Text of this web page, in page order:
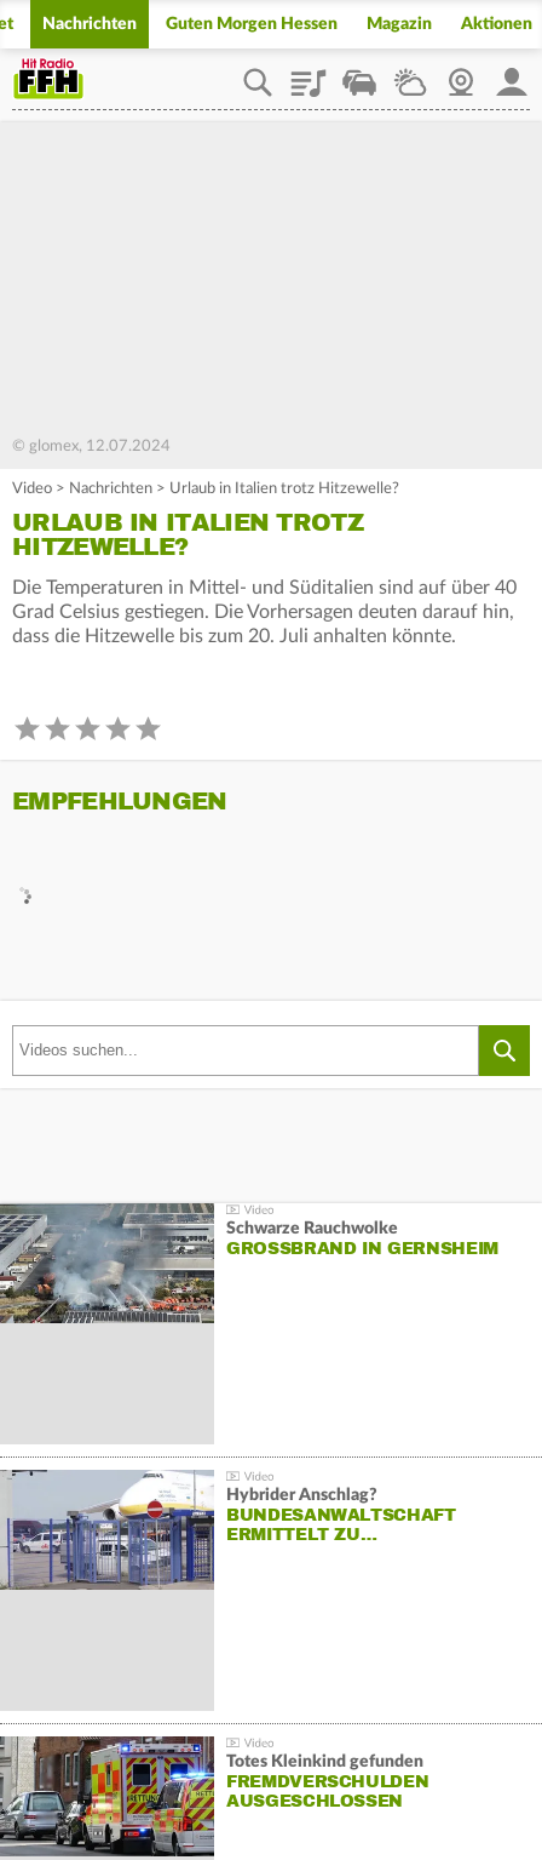
Nachrichten Guten Morgen Hessen Magazin Aktionen
PlaylistStaupilotWetterWebcam
© glomex, 12.07.2024
Video > Nachrichten > Urlaub in Italien trotz Hitzewelle?
URLAUB IN ITALIEN TROTZ
HITZEWELLE?
Die Temperaturen in Mittel- und Süditalien sind auf über 40
Grad Celsius gestiegen. Die Vorhersagen deuten darauf hin,
dass die Hitzewelle bis zum 20. Juli anhalten könnte.
EMPFEHLUNGEN
Schwarze Rauchwolke
GROSSBRAND IN GERNSHEIM
Hybrider Anschlag?
BUNDESANWALTSCHAFT
ERMITTELT ZU…
Totes Kleinkind gefunden
FREMDVERSCHULDEN
AUSGESCHLOSSEN